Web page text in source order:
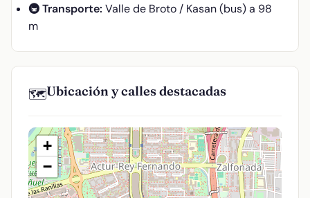
🚇 Transporte: Valle de Broto / Kasan (bus) a 98
m
🗺️Ubicación y calles destacadas
+
−